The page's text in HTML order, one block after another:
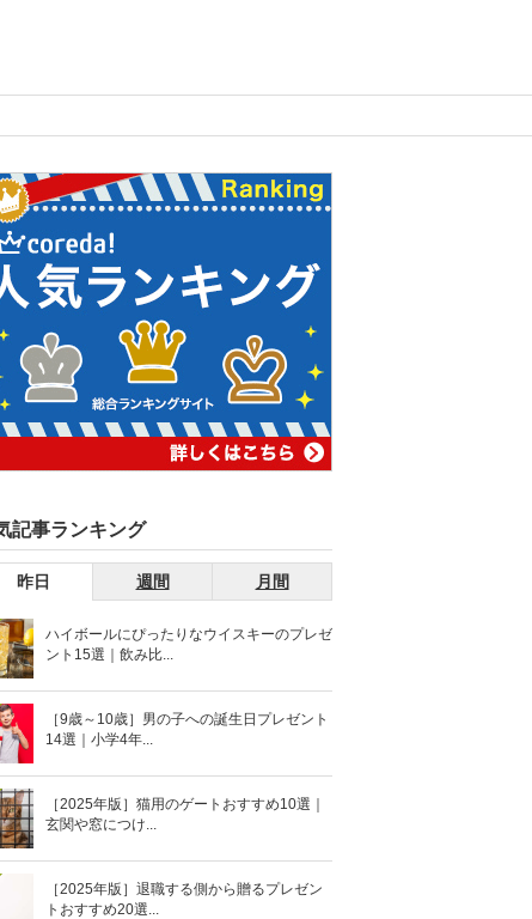
記事ランキング
昨日 週間 月間
ハイボールにぴったりなウイスキーのプレゼ
ント15選｜飲み比...
［9歳～10歳］男の子への誕生日プレゼント
14選｜小学4年...
［2025年版］猫用のゲートおすすめ10選｜
玄関や窓につけ...
［2025年版］退職する側から贈るプレゼン
トおすすめ20選...